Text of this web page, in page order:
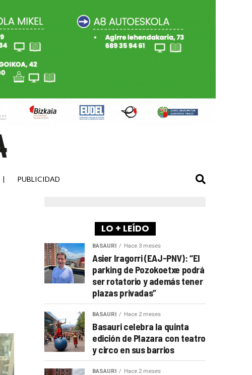
| PUBLICIDAD
LO + LEÍDO
BASAURI Hace 3 meses
Asier Iragorri (EAJ-PNV): “El
parking de Pozokoetxe podrá
ser rotatorio y además tener
plazas privadas”
BASAURI Hace 2 meses
Basauri celebra la quinta
edición de Plazara con teatro
y circo en sus barrios
BASAURI Hace 2 meses